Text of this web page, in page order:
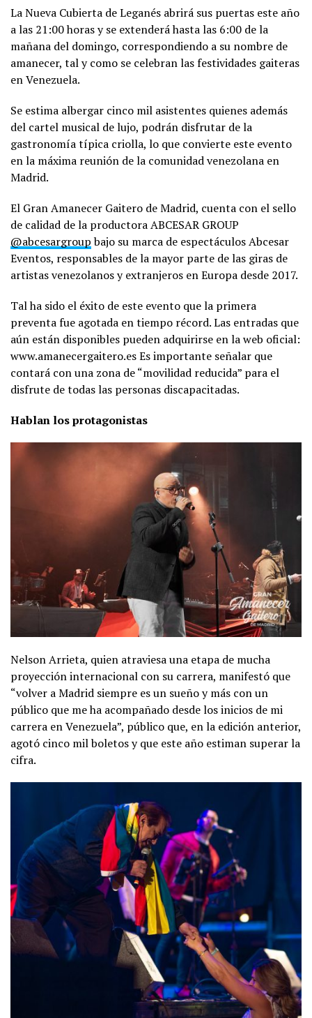
La Nueva Cubierta de Leganés abrirá sus puertas este año
a las 21:00 horas y se extenderá hasta las 6:00 de la
mañana del domingo, correspondiendo a su nombre de
amanecer, tal y como se celebran las festividades gaiteras
en Venezuela.
Se estima albergar cinco mil asistentes quienes además
del cartel musical de lujo, podrán disfrutar de la
gastronomía típica criolla, lo que convierte este evento
en la máxima reunión de la comunidad venezolana en
Madrid.
El Gran Amanecer Gaitero de Madrid, cuenta con el sello
de calidad de la productora ABCESAR GROUP
@abcesargroupbajo su marca de espectáculos Abcesar
Eventos, responsables de la mayor parte de las giras de
artistas venezolanos y extranjeros en Europa desde 2017.
Tal ha sido el éxito de este evento que la primera
preventa fue agotada en tiempo récord. Las entradas que
aún están disponibles pueden adquirirse en la web oficial:
www.amanecergaitero.es Es importante señalar que
contará con una zona de “movilidad reducida” para el
disfrute de todas las personas discapacitadas.
Hablan los protagonistas
Nelson Arrieta, quien atraviesa una etapa de mucha
proyección internacional con su carrera, manifestó que
“volver a Madrid siempre es un sueño y más con un
público que me ha acompañado desde los inicios de mi
carrera en Venezuela”, público que, en la edición anterior,
agotó cinco mil boletos y que este año estiman superar la
cifra.